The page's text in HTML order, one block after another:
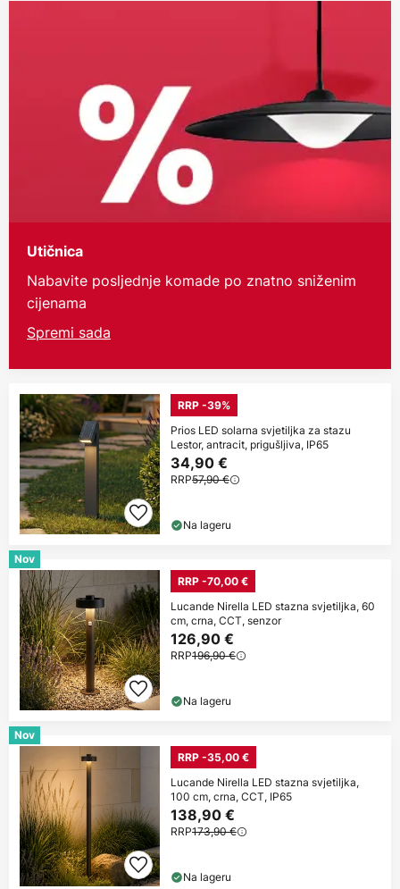
Utičnica
Nabavite posljednje komade po znatno sniženim
cijenama
Spremi sada
RRP -39%
Prios LED solarna svjetiljka za stazu
Lestor, antracit, prigušljiva, IP65
34,90 €
RRP57,90 €
Na lageru
Nov
RRP -70,00 €
Lucande Nirella LED stazna svjetiljka, 60
cm, crna, CCT, senzor
126,90 €
RRP196,90 €
Na lageru
Nov
RRP -35,00 €
Lucande Nirella LED stazna svjetiljka,
100 cm, crna, CCT, IP65
138,90 €
RRP173,90 €
Na lageru